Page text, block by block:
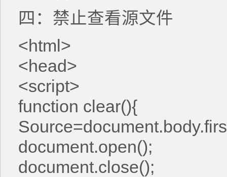
四：禁止查看源文件
<html>
<head>
<script>
function clear(){
document.open();
document.close();